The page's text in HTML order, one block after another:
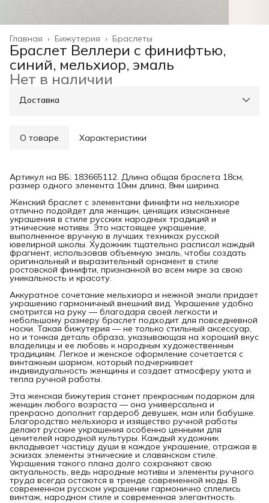
Браслеты
Бижутерия ›
Главная ›
Браслет Веллери с финифтью,
синий, мельхиор, эмаль
Нет в наличии
Доставка
О товаре Характеристики
Артикул на ВБ: 183665112. Длина общая браслета 18см,
размер одного элемента 10мм длина, 8мм ширина.
Женский браслет с элементами финифти на мельхиоре
отлично подойдет для женщин, ценящих изысканные
украшения в стиле русских народных традиций и
этнические мотивы. Это настоящее украшение,
выполненное вручную в лучших техниках русской
ювелирной школы. Художник тщательно расписал каждый
фрагмент, использовав объемную эмаль, чтобы создать
оригинальный и выразительный орнамент в стиле
ростовской финифти, признанной во всем мире за свою
уникальность и красоту.
Аккуратное сочетание мельхиора и нежной эмали придает
украшению гармоничный внешний вид. Украшение удобно
смотрится на руку — благодаря своей легкости и
небольшому размеру браслет подходит для повседневной
носки. Такая бижутерия — не только стильный аксессуар,
но и тонкая деталь образа, указывающая на хороший вкус
владелицы и ее любовь к народным художественным
традициям. Легкое и женское оформление сочетается с
винтажным шармом, который подчеркивает
индивидуальность женщины и создает атмосферу уюта и
тепла ручной работы.
Эта женская бижутерия станет прекрасным подарком для
женщин любого возраста — она универсальна и
прекрасно дополнит гардероб девушек, мам или бабушке.
Благородство мельхиора и изящество ручной работы
делают русские украшения особенно ценными для
ценителей народной культуры. Каждый художник
вкладывает частицу души в каждое украшение, отражая в
эскизах элементы этнические и славянском стиле.
Украшения такого плана долго сохраняют свою
актуальность, ведь народные мотивы и элементы ручного
труда всегда остаются в тренде современной моды. В
современном русском украшении гармонично сплелись
винтаж, народном стиле и современная элегантность.